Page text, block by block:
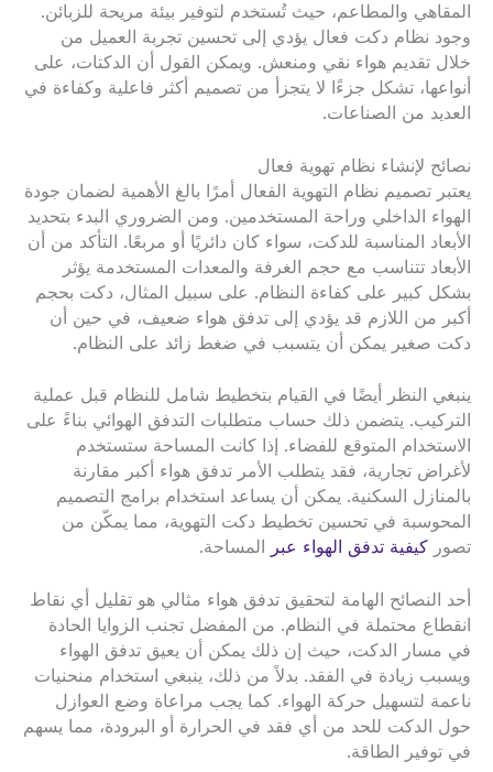
المقاهي والمطاعم، حيث تُستخدم لتوفير بيئة مريحة للزبائن.
وجود نظام دكت فعال يؤدي إلى تحسين تجربة العميل من
خلال تقديم هواء نقي ومنعش. ويمكن القول أن الدكتات، على
أنواعها، تشكل جزءًا لا يتجزأ من تصميم أكثر فاعلية وكفاءة في
العديد من الصناعات.
نصائح لإنشاء نظام تهوية فعال
يعتبر تصميم نظام التهوية الفعال أمرًا بالغ الأهمية لضمان جودة
الهواء الداخلي وراحة المستخدمين. ومن الضروري البدء بتحديد
الأبعاد المناسبة للدكت، سواء كان دائريًا أو مربعًا. التأكد من أن
الأبعاد تتناسب مع حجم الغرفة والمعدات المستخدمة يؤثر
بشكل كبير على كفاءة النظام. على سبيل المثال، دكت بحجم
أكبر من اللازم قد يؤدي إلى تدفق هواء ضعيف، في حين أن
دكت صغير يمكن أن يتسبب في ضغط زائد على النظام.
ينبغي النظر أيضًا في القيام بتخطيط شامل للنظام قبل عملية
التركيب. يتضمن ذلك حساب متطلبات التدفق الهوائي بناءً على
الاستخدام المتوقع للفضاء. إذا كانت المساحة ستستخدم
لأغراض تجارية، فقد يتطلب الأمر تدفق هواء أكبر مقارنة
بالمنازل السكنية. يمكن أن يساعد استخدام برامج التصميم
المحوسبة في تحسين تخطيط دكت التهوية، مما يمكّن من
تصور كيفية تدفق الهواء عبر المساحة.
أحد النصائح الهامة لتحقيق تدفق هواء مثالي هو تقليل أي نقاط
انقطاع محتملة في النظام. من المفضل تجنب الزوايا الحادة
في مسار الدكت، حيث إن ذلك يمكن أن يعيق تدفق الهواء
ويسبب زيادة في الفقد. بدلاً من ذلك، ينبغي استخدام منحنيات
ناعمة لتسهيل حركة الهواء. كما يجب مراعاة وضع العوازل
حول الدكت للحد من أي فقد في الحرارة أو البرودة، مما يسهم
في توفير الطاقة.